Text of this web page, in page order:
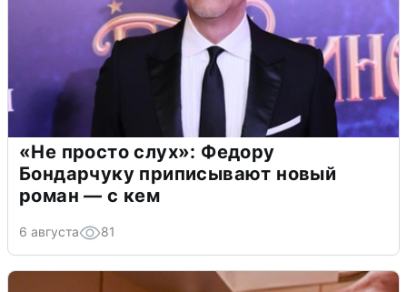
«Не просто слух»: Федору
Бондарчуку приписывают новый
роман — с кем
6 августа 81